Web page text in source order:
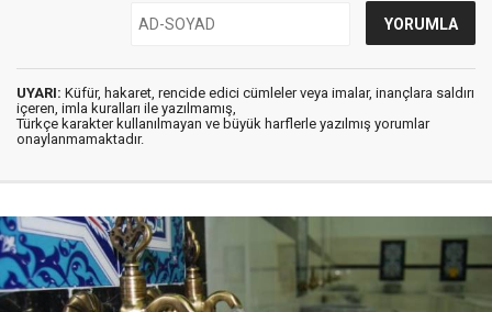
UYARI: Küfür, hakaret, rencide edici cümleler veya imalar, inançlara saldırı
içeren, imla kuralları ile yazılmamış,
Türkçe karakter kullanılmayan ve büyük harflerle yazılmış yorumlar
onaylanmamaktadır.